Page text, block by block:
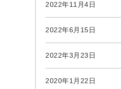
2022年11月4日
2022年6月15日
2022年3月23日
2020年1月22日